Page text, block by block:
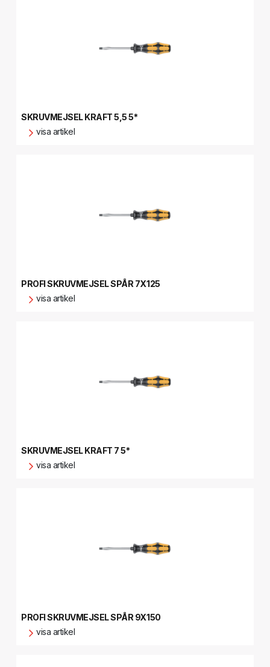
SKRUVMEJSEL KRAFT 5,5 5*
visa artikel
PROFI SKRUVMEJSEL SPÅR 7X125
visa artikel
SKRUVMEJSEL KRAFT 7 5*
visa artikel
PROFI SKRUVMEJSEL SPÅR 9X150
visa artikel